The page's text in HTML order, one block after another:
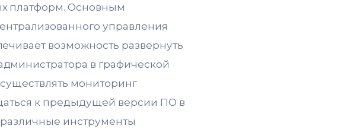
платформ. Основным
управления
возможность развернуть
в графической
мониторинг
к предыдущей версии ПО в
различные инструменты